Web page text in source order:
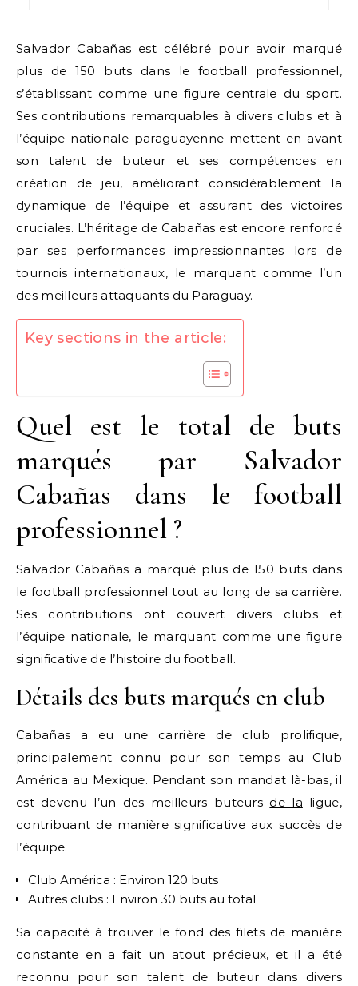
Salvador Cabañas est célébré pour avoir marqué
plus de 150 buts dans le football professionnel,
s’établissant comme une figure centrale du sport.
Ses contributions remarquables à divers clubs et à
l’équipe nationale paraguayenne mettent en avant
son talent de buteur et ses compétences en
création de jeu, améliorant considérablement la
dynamique de l’équipe et assurant des victoires
cruciales. L’héritage de Cabañas est encore renforcé
par ses performances impressionnantes lors de
tournois internationaux, le marquant comme l’un
des meilleurs attaquants du Paraguay.
Key sections in the article:
Quel est le total de buts
marqués par Salvador
Cabañas dans le football
professionnel ?
Salvador Cabañas a marqué plus de 150 buts dans
le football professionnel tout au long de sa carrière.
Ses contributions ont couvert divers clubs et
l’équipe nationale, le marquant comme une figure
significative de l’histoire du football.
Détails des buts marqués en club
Cabañas a eu une carrière de club prolifique,
principalement connu pour son temps au Club
América au Mexique. Pendant son mandat là-bas, il
est devenu l’un des meilleurs buteurs de la ligue,
contribuant de manière significative aux succès de
l’équipe.
Club América : Environ 120 buts
Autres clubs : Environ 30 buts au total
Sa capacité à trouver le fond des filets de manière
constante en a fait un atout précieux, et il a été
reconnu pour son talent de buteur dans divers